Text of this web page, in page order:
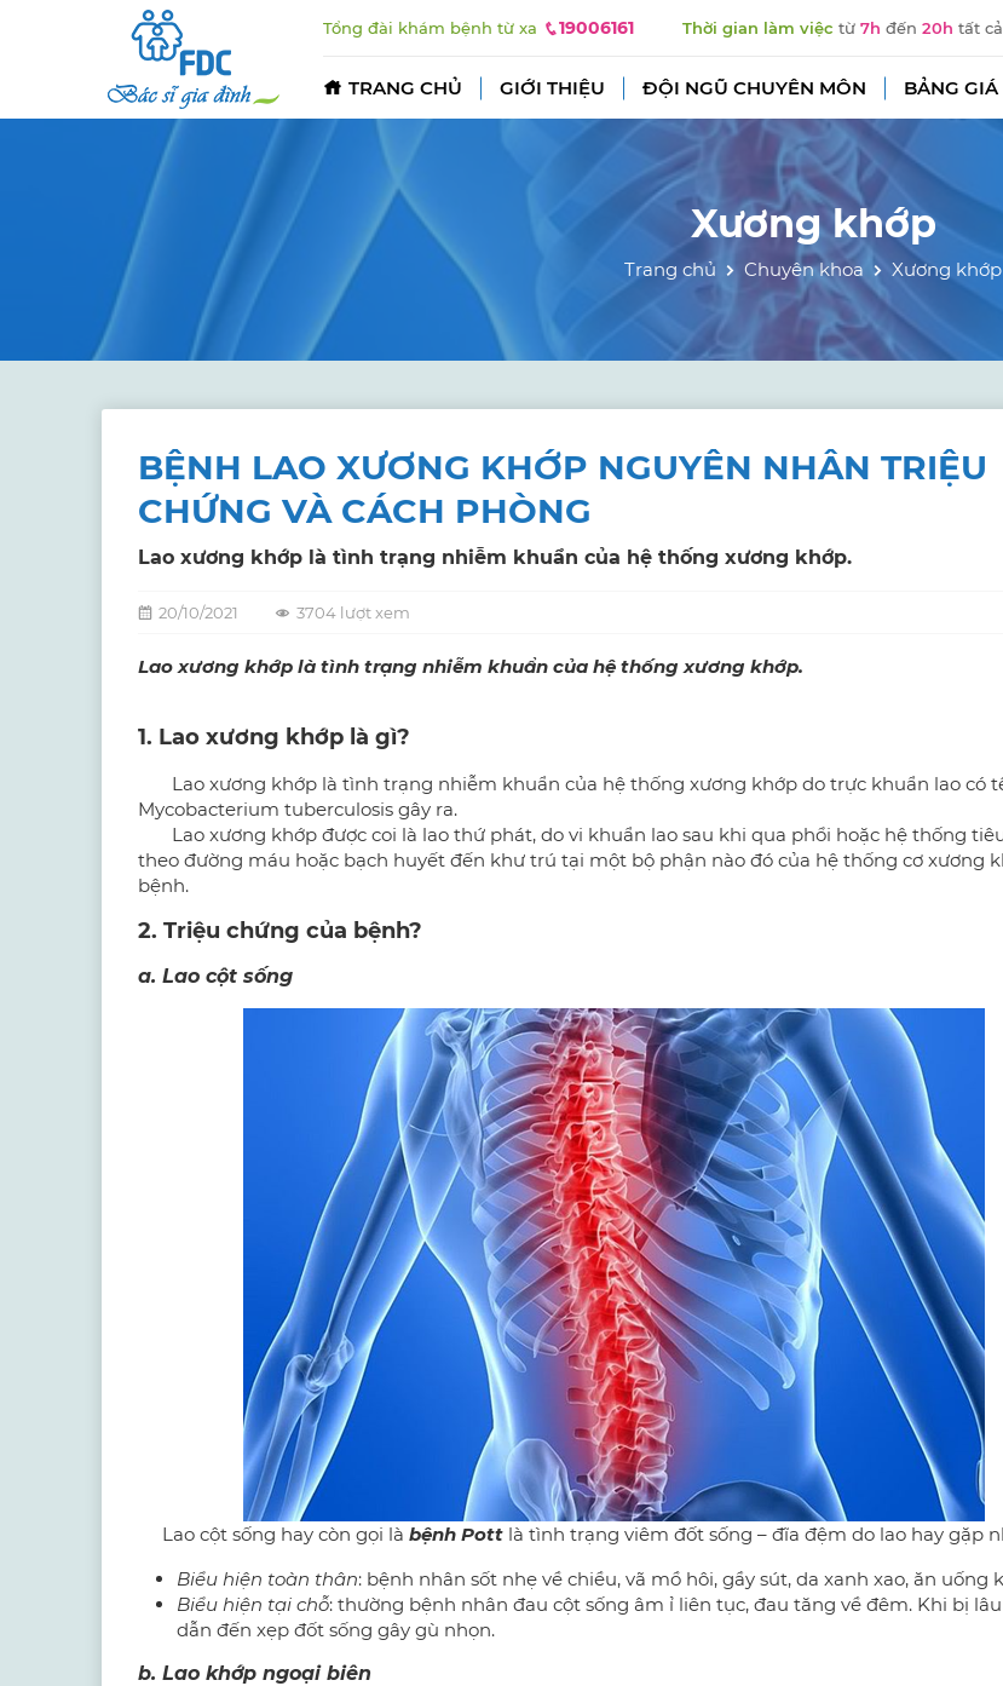
Tổng đài khám bệnh từ xa 19006161 Thời gian làm việc từ 7h đến 20h tất
TRANG CHỦ GIỚI THIỆU ĐỘI NGŨ CHUYÊN MÔN BẢNG GIÁ
Xương khớp
Trang chủ Chuyên khoa Xương khớp
BỆNH LAO XƯƠNG KHỚP NGUYÊN NHÂN TRIỆU
CHỨNG VÀ CÁCH PHÒNG
Lao xương khớp là tình trạng nhiễm khuẩn của hệ thống xương khớp.
20/10/2021 3704 lượt xem
Lao xương khớp là tình trạng nhiễm khuẩn của hệ thống xương khớp.
1. Lao xương khớp là gì?
Lao xương khớp là tình trạng nhiễm khuẩn của hệ thống xương khớp do trực khuẩn lao có
Mycobacterium tuberculosis gây ra.
Lao xương khớp được coi là lao thứ phát, do vi khuẩn lao sau khi qua phổi hoặc hệ thống
theo đường máu hoặc bạch huyết đến khư trú tại một bộ phận nào đó của hệ thống cơ xương
bệnh.
2. Triệu chứng của bệnh?
a. Lao cột sống
Lao cột sống hay còn gọi là bệnh Pott là tình trạng viêm đốt sống – đĩa đệm do lao hay gặp
Biểu hiện toàn thân: bệnh nhân sốt nhẹ về chiều, vã mồ hôi, gầy sút, da xanh xao, ăn uống
Biểu hiện tại chỗ: thường bệnh nhân đau cột sống âm ỉ liên tục, đau tăng về đêm. Khi bị
dẫn đến xẹp đốt sống gây gù nhọn.
b. Lao khớp ngoại biên